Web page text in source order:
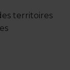
territoires